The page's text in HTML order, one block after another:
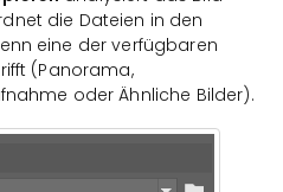
die Dateien in den
eine der verfügbaren
(Panorama,
oder Ähnliche Bilder).